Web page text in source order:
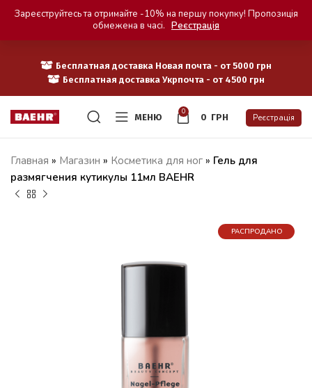
Бесплатная доставка Новая почта - от 5000 грн
Бесплатная доставка Укрпочта - от 4500 грн
МЕНЮ
0
0 ГРН Реєстрація
Главная » Магазин » Косметика для ног » Гель для
размягчения кутикулы 11мл BAEHR
РАСПРОДАНО
Зареєструйтесь та отримайте -10% на першу покупку! Пропозиція
обмежена в часі. Реєстрація